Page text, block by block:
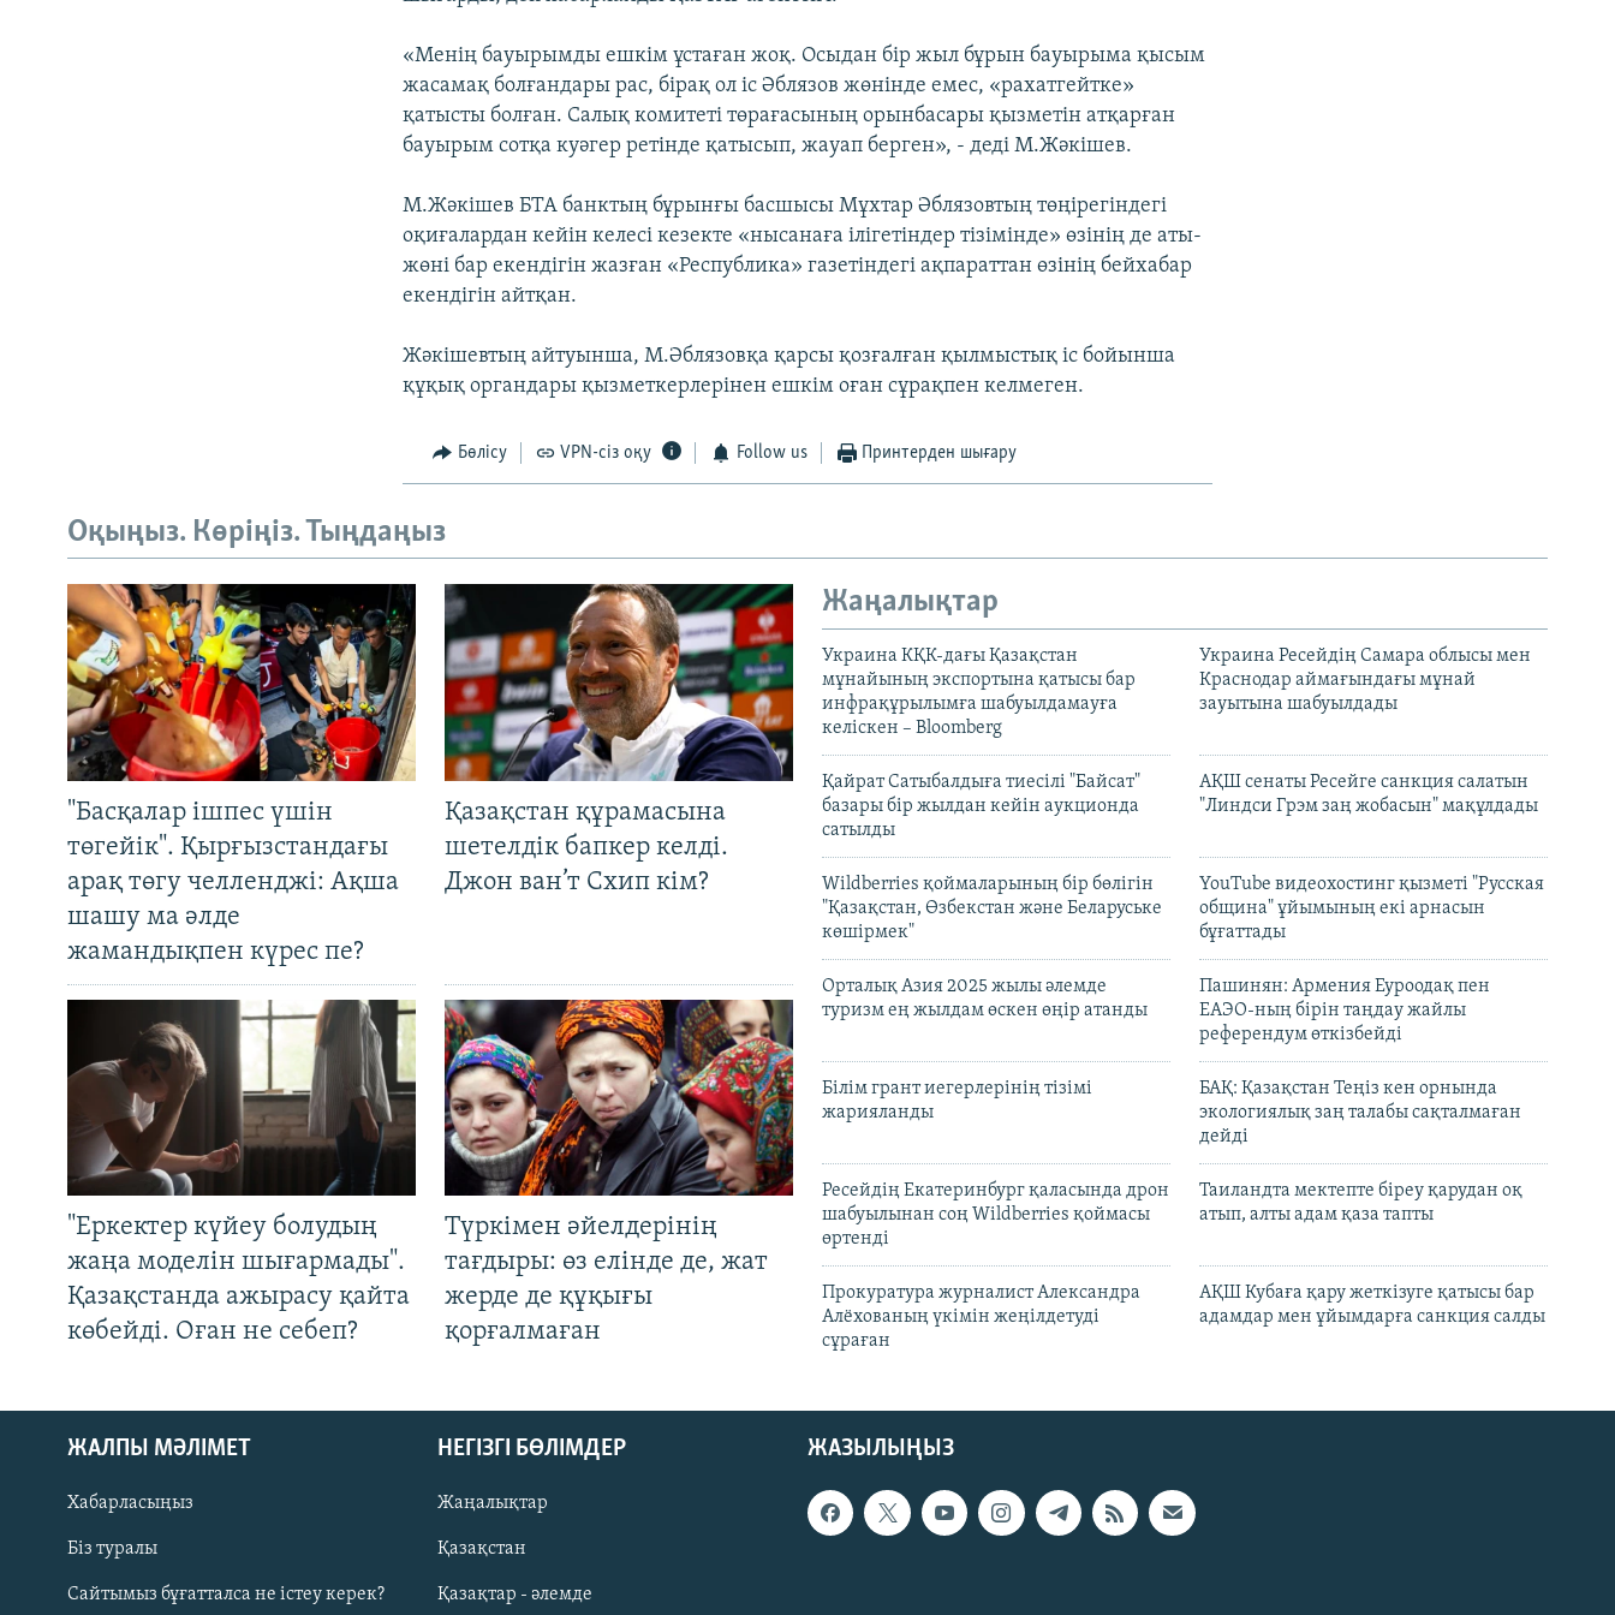
Русский
«Менің бауырымды ешкім ұстаған жоқ. Осыдан бір жыл бұрын бауырыма қысым
жасамақ болғандары рас, бірақ ол іс Әблязов жөнінде емес, «рахатгейтке»
қатысты болған. Салық комитеті төрағасының орынбасары қызметін атқарған
бауырым сотқа куәгер ретінде қатысып, жауап берген», - деді М.Жәкішев.
М.Жәкішев БТА банктың бұрынғы басшысы Мұхтар Әблязовтың төңірегіндегі
оқиғалардан кейін келесі кезекте «нысанаға ілігетіндер тізімінде» өзінің де аты-
жөні бар екендігін жазған «Республика» газетіндегі ақпараттан өзінің бейхабар
екендігін айтқан.
Жәкішевтың айтуынша, М.Әблязовқа қарсы қозғалған қылмыстық іс бойынша
құқық органдары қызметкерлерінен ешкім оған сұрақпен келмеген.
Бөлісу VPN-сіз оқу Follow us Принтерден шығару
Оқыңыз. Көріңіз. Тыңдаңыз
"Басқалар ішпес үшін
төгейік". Қырғызстандағы
арақ төгу челленджі: Ақша
шашу ма әлде
жамандықпен күрес пе?
Қазақстан құрамасына
шетелдік бапкер келді.
Джон ван’т Схип кім?
"Еркектер күйеу болудың
жаңа моделін шығармады".
Қазақстанда ажырасу қайта
көбейді. Оған не себеп?
Түркімен әйелдерінің
тағдыры: өз елінде де, жат
жерде де құқығы
қорғалмаған
Жаңалықтар
Украина КҚК-дағы Қазақстан
мұнайының экспортына қатысы бар
инфрақұрылымға шабуылдамауға
келіскен – Bloomberg
Украина Ресейдің Самара облысы мен
Краснодар аймағындағы мұнай
зауытына шабуылдады
Қайрат Сатыбалдыға тиесілі "Байсат"
базары бір жылдан кейін аукционда
сатылды
АҚШ сенаты Ресейге санкция салатын
"Линдси Грэм заң жобасын" мақұлдады
Wildberries қоймаларының бір бөлігін
"Қазақстан, Өзбекстан және Беларуське
көшірмек"
YouTube видеохостинг қызметі "Русская
община" ұйымының екі арнасын
бұғаттады
Орталық Азия 2025 жылы әлемде
туризм ең жылдам өскен өңір атанды
Пашинян: Армения Еуроодақ пен
ЕАЭО-ның бірін таңдау жайлы
референдум өткізбейді
Білім грант иегерлерінің тізімі
жарияланды
БАҚ: Қазақстан Теңіз кен орнында
экологиялық заң талабы сақталмаған
дейді
Ресейдің Екатеринбург қаласында дрон
шабуылынан соң Wildberries қоймасы
өртенді
Таиландта мектепте біреу қарудан оқ
атып, алты адам қаза тапты
Прокуратура журналист Александра
Алёхованың үкімін жеңілдетуді
сұраған
АҚШ Кубаға қару жеткізуге қатысы бар
адамдар мен ұйымдарға санкция салды
ЖАЗЫЛЫҢЫЗ
ЖАЛПЫ МӘЛІМЕТ
Хабарласыңыз
Біз туралы
Сайтымыз бұғатталса не істеу керек?
НЕГІЗГІ БӨЛІМДЕР
Жаңалықтар
Қазақстан
Қазақтар - әлемде